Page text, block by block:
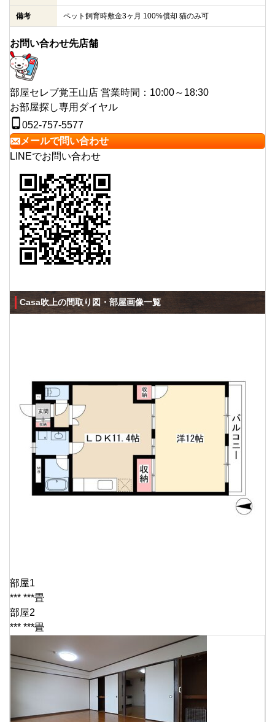
備考 ペット飼育時敷金3ヶ月 100%償却 猫のみ可
お問い合わせ先店舗
部屋セレブ覚王山店 営業時間：10:00～18:30
お部屋探し専用ダイヤル
052-757-5577
メールで問い合わせ
LINEでお問い合わせ
Casa吹上の間取り図・部屋画像一覧
部屋1
*** ***畳
部屋2
*** ***畳